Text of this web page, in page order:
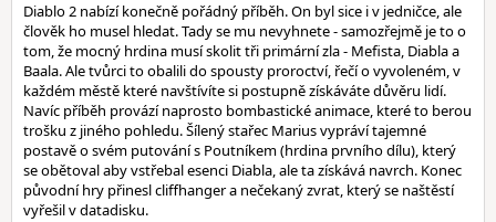
Diablo 2 nabízí konečně pořádný příběh. On byl sice i v jedničce, ale
člověk ho musel hledat. Tady se mu nevyhnete - samozřejmě je to o
tom, že mocný hrdina musí skolit tři primární zla - Mefista, Diabla a
Baala. Ale tvůrci to obalili do spousty proroctví, řečí o vyvoleném, v
každém městě které navštívíte si postupně získáváte důvěru lidí.
Navíc příběh provází naprosto bombastické animace, které to berou
trošku z jiného pohledu. Šílený stařec Marius vypráví tajemné
postavě o svém putování s Poutníkem (hrdina prvního dílu), který
se obětoval aby vstřebal esenci Diabla, ale ta získává navrch. Konec
původní hry přinesl cliffhanger a nečekaný zvrat, který se naštěstí
vyřešil v datadisku.